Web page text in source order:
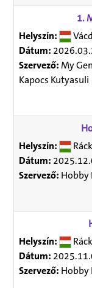
1.
Helyszín:
Dátum:
Szervező:My
Kapocs Kutyasuli
Helyszín:
Dátum:
Szervező: Hobby
Helyszín:
Dátum:
Szervező: Hobby